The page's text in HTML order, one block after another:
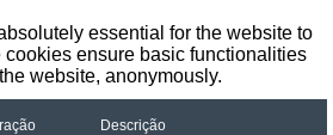
essential for the website to
ensure basic functionalities
website, anonymously.
Descrição